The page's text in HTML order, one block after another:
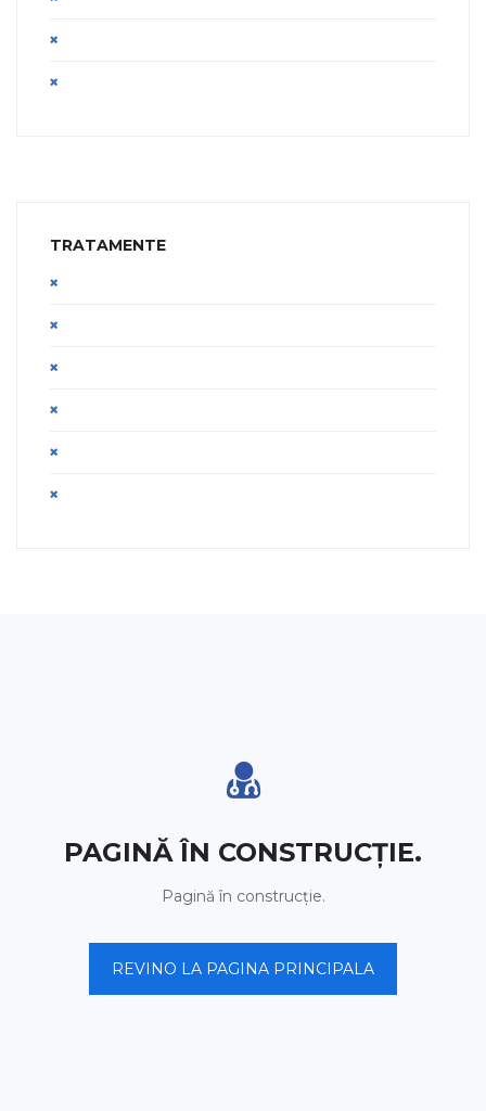
TRATAMENTE
PAGINĂ ÎN CONSTRUCȚIE.
Pagină în construcție.
REVINO LA PAGINA PRINCIPALA